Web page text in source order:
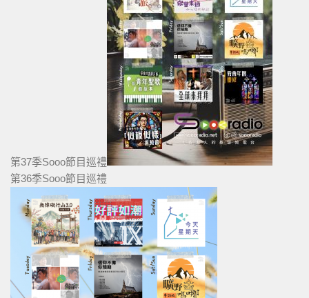
第37季Sooo節目巡禮
第36季Sooo節目巡禮